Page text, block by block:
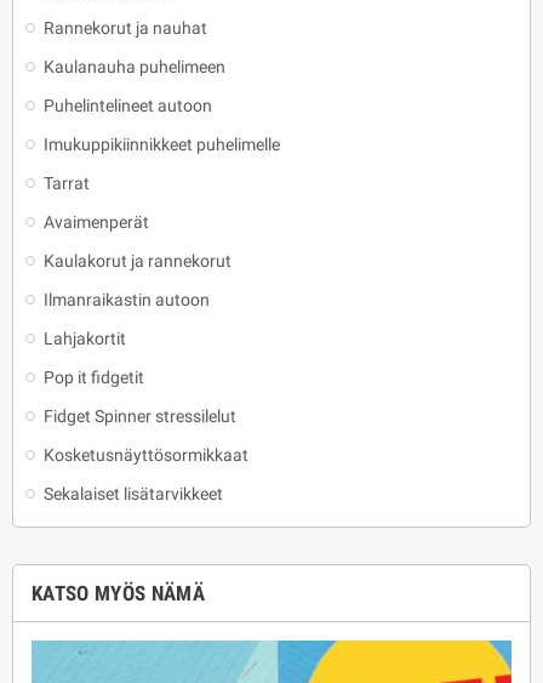
Rannekorut ja nauhat
Kaulanauha puhelimeen
Puhelintelineet autoon
Imukuppikiinnikkeet puhelimelle
Tarrat
Avaimenperät
Kaulakorut ja rannekorut
Ilmanraikastin autoon
Lahjakortit
Pop it fidgetit
Fidget Spinner stressilelut
Kosketusnäyttösormikkaat
Sekalaiset lisätarvikkeet
KATSO MYÖS NÄMÄ